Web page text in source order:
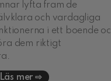
lyfta fram de
och vardagliga
i ett boende
dem riktigt
Läs mer